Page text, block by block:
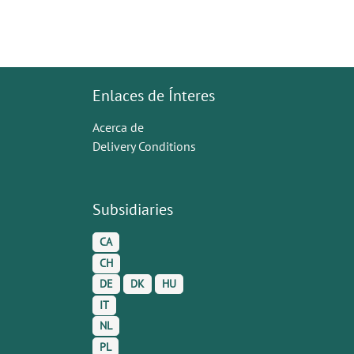
Enlaces de Ínteres
Acerca de
Delivery Conditions
Subsidiaries
CA
CH
DE
DK
HU
IT
NL
PL